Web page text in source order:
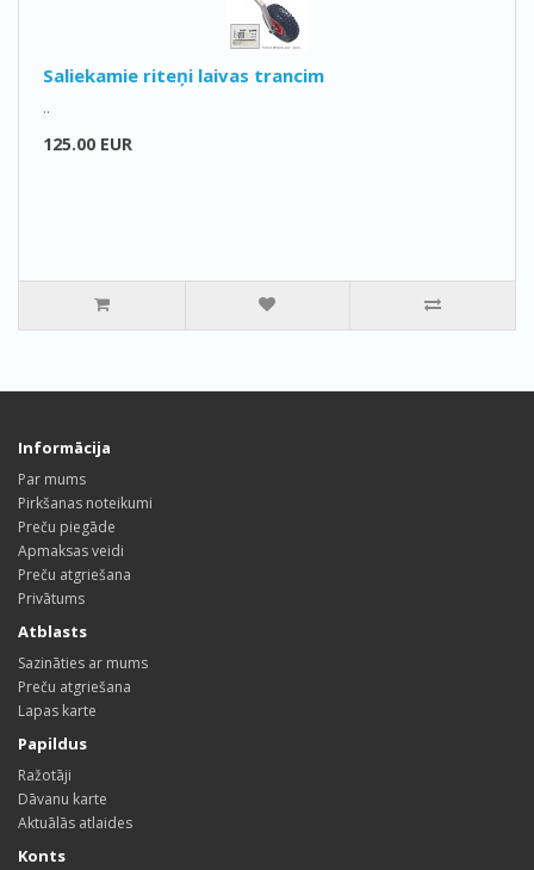
Saliekamie riteņi laivas trancim
..
125.00 EUR
Informācija
Par mums
Pirkšanas noteikumi
Preču piegāde
Apmaksas veidi
Preču atgriešana
Privātums
Atblasts
Sazināties ar mums
Preču atgriešana
Lapas karte
Papildus
Ražotāji
Dāvanu karte
Aktuālās atlaides
Konts